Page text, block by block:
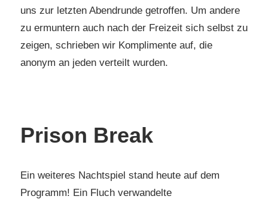
uns zur letzten Abendrunde getroffen. Um andere
zu ermuntern auch nach der Freizeit sich selbst zu
zeigen, schrieben wir Komplimente auf, die
anonym an jeden verteilt wurden.
Prison Break
Ein weiteres Nachtspiel stand heute auf dem
Programm! Ein Fluch verwandelte